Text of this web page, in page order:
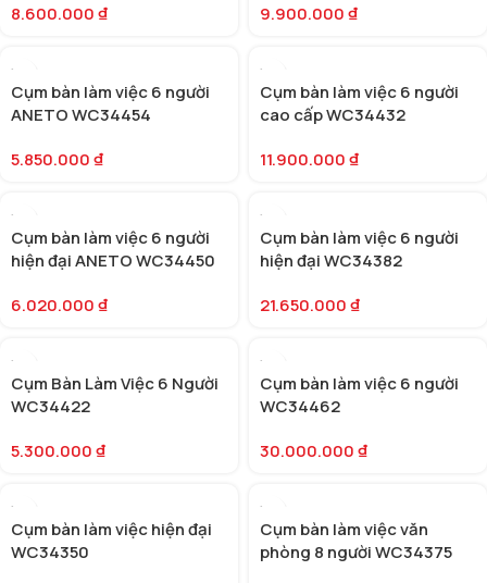
8.600.000₫
9.900.000₫
Cụm bàn làm việc 6 người
ANETO WC34454
5.850.000₫
Cụm bàn làm việc 6 người
cao cấp WC34432
11.900.000₫
Cụm bàn làm việc 6 người
hiện đại ANETO WC34450
6.020.000₫
Cụm bàn làm việc 6 người
hiện đại WC34382
21.650.000₫
Cụm Bàn Làm Việc 6 Người
WC34422
5.300.000₫
Cụm bàn làm việc 6 người
WC34462
30.000.000₫
Cụm bàn làm việc hiện đại
WC34350
Cụm bàn làm việc văn
phòng 8 người WC34375